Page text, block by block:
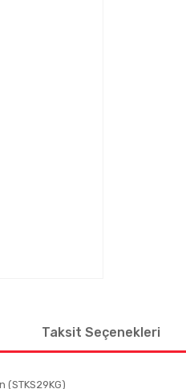
Taksit Seçenekleri
(STKS29KG)